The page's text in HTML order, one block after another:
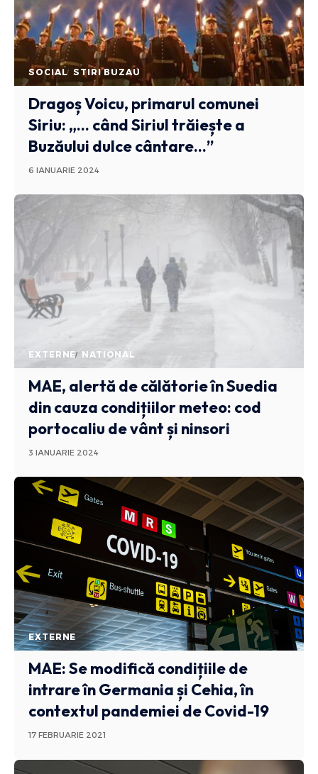
SOCIAL STIRI BUZAU
Dragoș Voicu, primarul comunei
Siriu: „… când Siriul trăiește a
Buzăului dulce cântare…”
6 IANUARIE 2024
EXTERNE NATIONAL
MAE, alertă de călătorie în Suedia
din cauza condițiilor meteo: cod
portocaliu de vânt și ninsori
3 IANUARIE 2024
EXTERNE
MAE: Se modifică condițiile de
intrare în Germania și Cehia, în
contextul pandemiei de Covid-19
17 FEBRUARIE 2021